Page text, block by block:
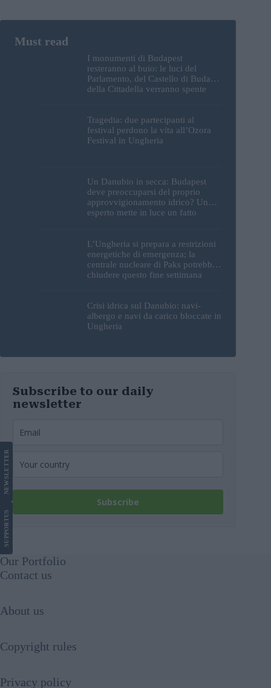
I monumenti di Budapest
resteranno al buio: le luci del
Parlamento, del Castello di Buda e
della Cittadella verranno spente
Tragedia: due partecipanti al
festival perdono la vita all’Ozora
Festival in Ungheria
Un Danubio in secca: Budapest
deve preoccuparsi del proprio
approvvigionamento idrico? Un
esperto mette in luce un fatto
L’Ungheria si prepara a restrizioni
energetiche di emergenza; la
centrale nucleare di Paks potrebbe
chiudere questo fine settimana
Crisi idrica sul Danubio: navi-
albergo e navi da carico bloccate in
Ungheria
Subscribe to our daily
newsletter
Subscribe
SUPPORT
US
NEWS
LETTER
Our Portfolio
Contact us
About us
Copyright rules
Privacy policy